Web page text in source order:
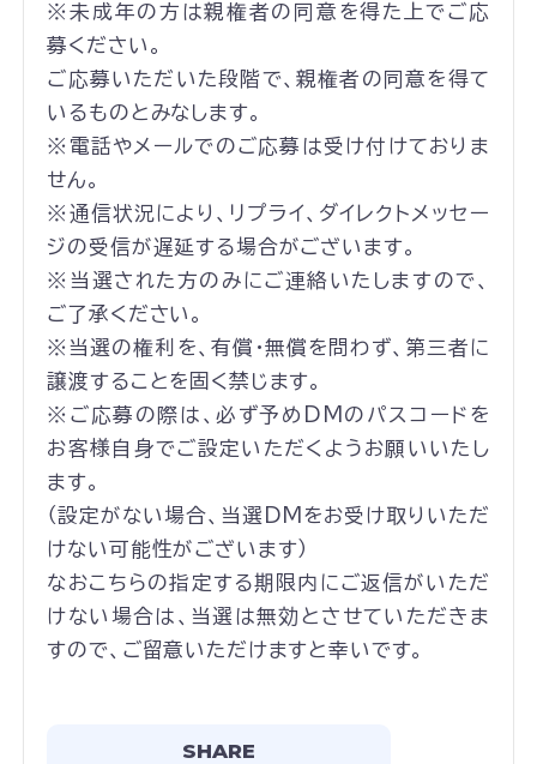
※未成年の方は親権者の同意を得た上でご応
募ください。
ご応募いただいた段階で、親権者の同意を得て
いるものとみなします。
※電話やメールでのご応募は受け付けておりま
せん。
※通信状況により、リプライ、ダイレクトメッセー
ジの受信が遅延する場合がございます。
※当選された方のみにご連絡いたしますので、
ご了承ください。
※当選の権利を、有償・無償を問わず、第三者に
譲渡することを固く禁じます。
※ご応募の際は、必ず予めDMのパスコードを
お客様自身でご設定いただくようお願いいたし
ます。
（設定がない場合、当選DMをお受け取りいただ
けない可能性がございます）
なおこちらの指定する期限内にご返信がいただ
けない場合は、当選は無効とさせていただきま
すので、ご留意いただけますと幸いです。
SHARE